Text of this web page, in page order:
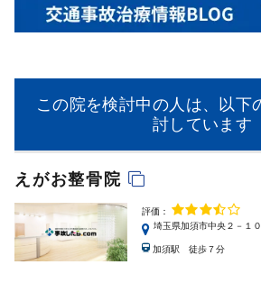
この院を検討中の人は、以下
討しています
えがお整骨院
評価：
埼玉県加須市中央２－１
加須駅 徒歩７分